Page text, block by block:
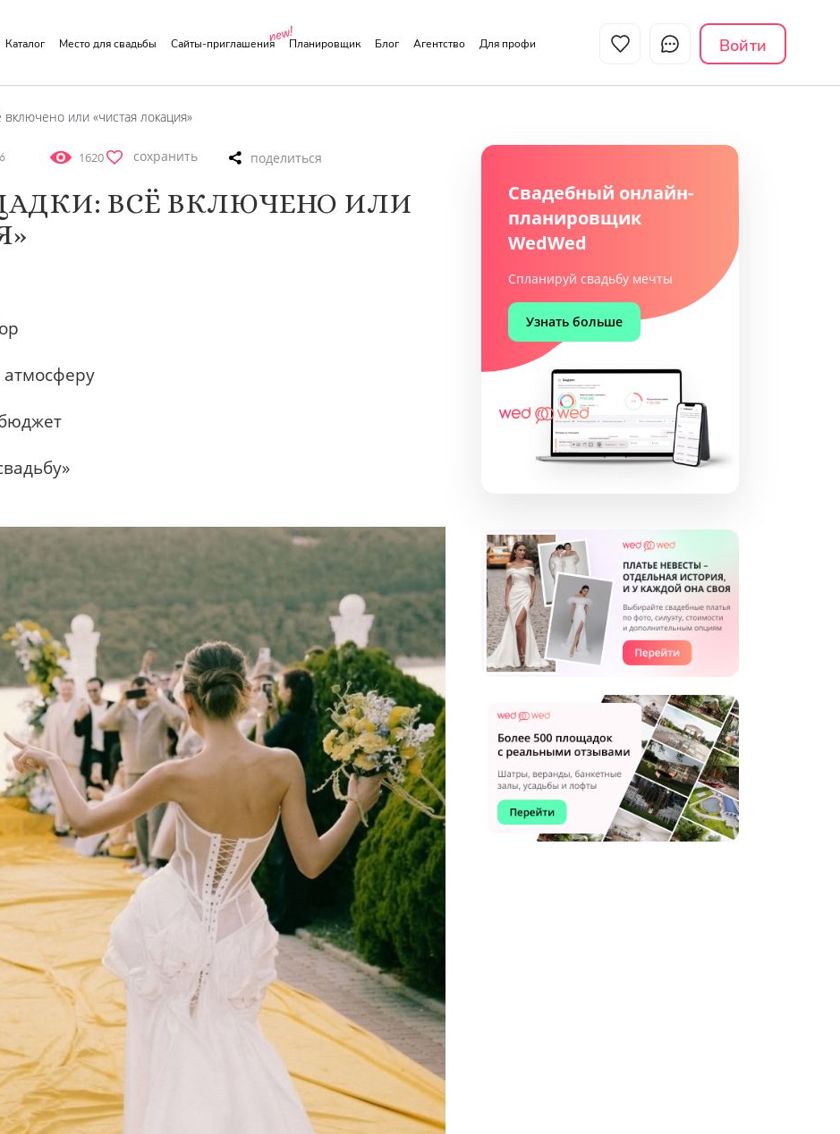
Войти
Каталог Место для свадьбы Сайты-приглашения Планировщик Блог Агентство Для профи
или «чистая локация»
Свадебный онлайн-
планировщик
WedWed
Спланируй свадьбу мечты
Узнать больше
1620 сохранить
ВСЁ ВКЛЮЧЕНО ИЛИ
атмосферу